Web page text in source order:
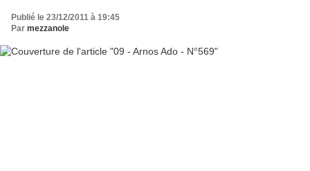
Publié le 23/12/2011 à 19:45
Par mezzanole